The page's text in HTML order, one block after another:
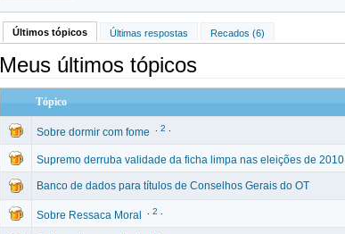
Últimos tópicos Últimas respostas Recados (6)
Meus últimos tópicos
Tópico
Sobre dormir com fome 2
Supremo derruba validade da ficha limpa nas eleições de 2010
Banco de dados para títulos de Conselhos Gerais do OT
Sobre Ressaca Moral 2